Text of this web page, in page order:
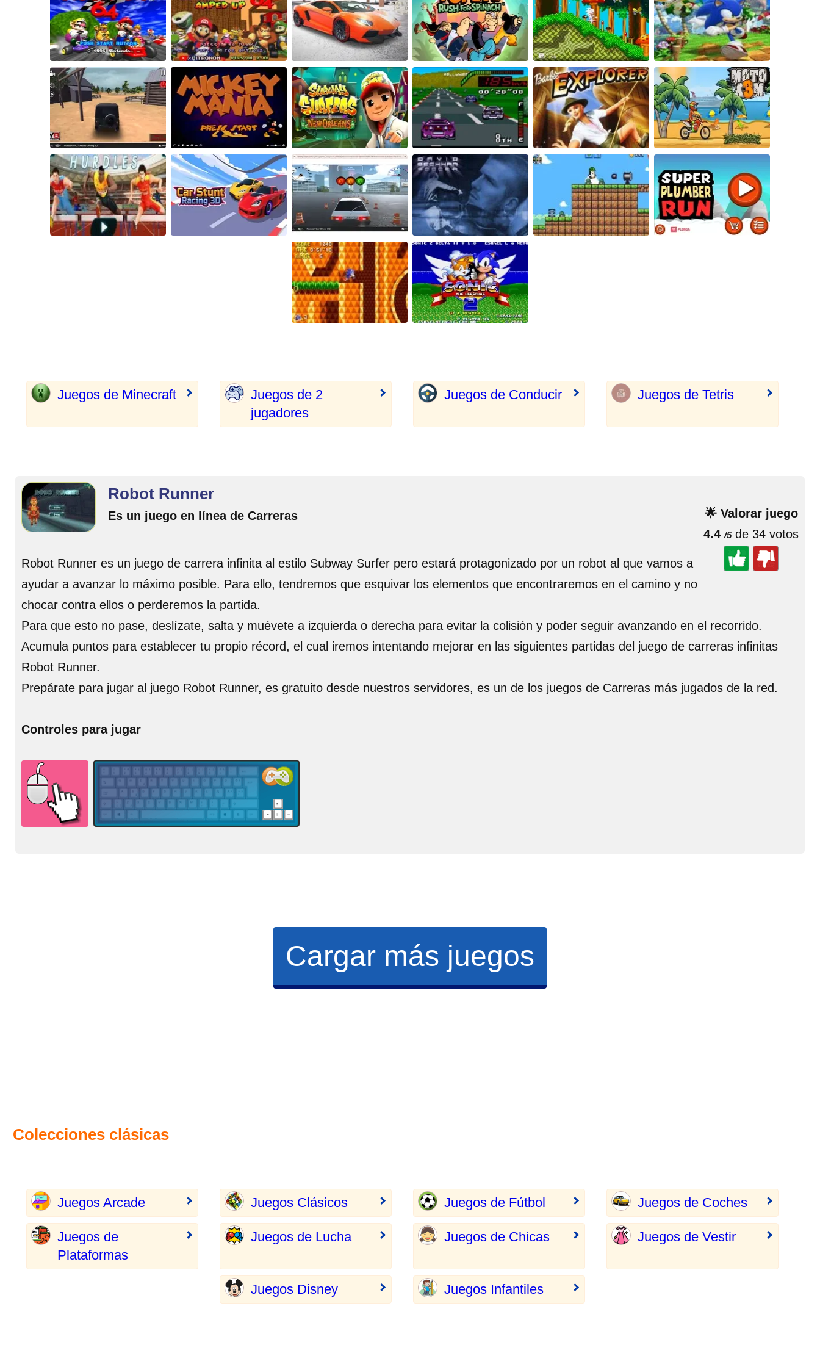
Juegos de Minecraft
Juegos de 2
jugadores
Juegos de Conducir Juegos de Tetris
🌟 Valorar juego
4.4 /5de 34 votos
Robot Runner
Es un juego en línea de Carreras
Robot Runner es un juego de carrera infinita al estilo Subway Surfer pero estará protagonizado por un robot al que vamos a
ayudar a avanzar lo máximo posible. Para ello, tendremos que esquivar los elementos que encontraremos en el camino y no
chocar contra ellos o perderemos la partida.
Para que esto no pase, deslízate, salta y muévete a izquierda o derecha para evitar la colisión y poder seguir avanzando en el recorrido.
Acumula puntos para establecer tu propio récord, el cual iremos intentando mejorar en las siguientes partidas del juego de carreras infinitas
Robot Runner.
Prepárate para jugar al juego Robot Runner, es gratuito desde nuestros servidores, es un de los juegos de Carreras más jugados de la red.
Controles para jugar
Cargar más juegos
Colecciones clásicas
Juegos Arcade Juegos Clásicos Juegos de Fútbol Juegos de Coches
Juegos de
Plataformas
Juegos de Lucha Juegos de Chicas Juegos de Vestir
Juegos Disney Juegos Infantiles